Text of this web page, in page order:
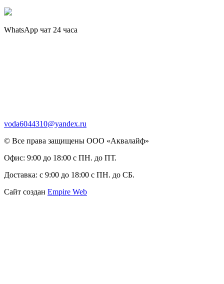
WhatsApp чат 24 часа
voda6044310@yandex.ru
© Все права защищены ООО «Аквалайф»
Офис: 9:00 до 18:00 с ПН. до ПТ.
Доставка: с 9:00 до 18:00 с ПН. до СБ.
Сайт создан Empire Web